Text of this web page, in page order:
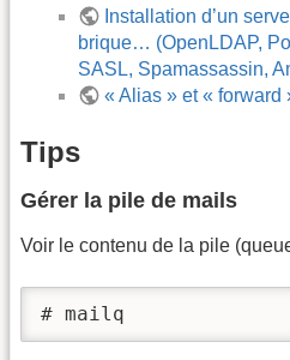
Installation d’un
brique… (OpenLDAP,
SASL, Spamassassin,
« Alias » et « forward
Tips
Gérer la pile de mails
Voir le contenu de la pile
# mailq